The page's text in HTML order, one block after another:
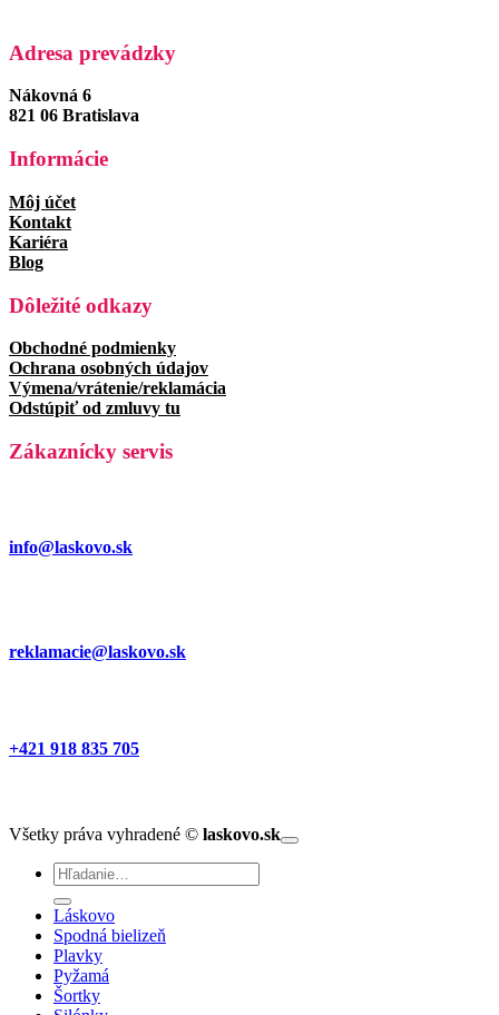
Adresa prevádzky
Nákovná 6
821 06 Bratislava
Informácie
Môj účet
Kontakt
Kariéra
Blog
Dôležité odkazy
Obchodné podmienky
Ochrana osobných údajov
Výmena/vrátenie/reklamácia
Odstúpiť od zmluvy tu
Zákaznícky servis
info@laskovo.sk
reklamacie@laskovo.sk
+421 918 835 705
Všetky práva vyhradené © laskovo.sk
Hľadať:
Láskovo
Spodná bielizeň
Plavky
Pyžamá
Šortky